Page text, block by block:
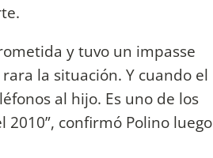
y tuvo un impasse
la situación. Y cuando el
al hijo. Es uno de los
confirmó Polino luego